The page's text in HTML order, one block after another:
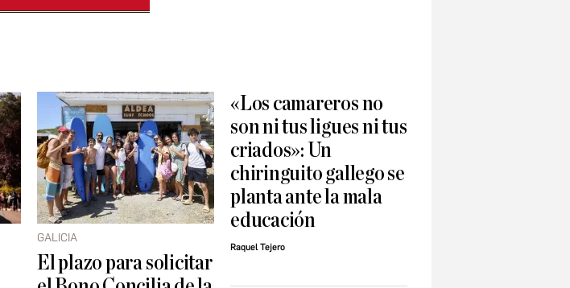
GALICIA
El plazo para solicitar
«Los camareros no
son ni tus ligues ni tus
criados»: Un
chiringuito gallego se
planta ante la mala
educación
Raquel Tejero